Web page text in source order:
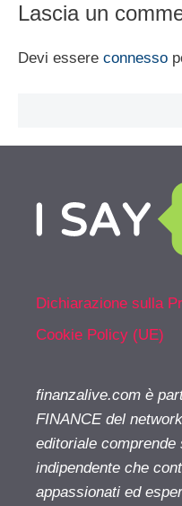
Lascia un
Devi essere connesso
Dichiarazione sulla
Cookie Policy (UE)
finanzalive.com è
FINANCE del
editoriale
indipendente che
appassionati ed